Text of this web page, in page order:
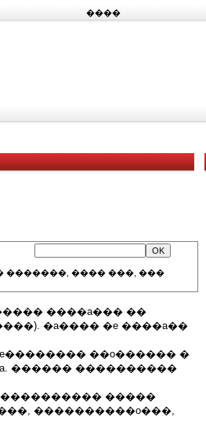
����
���� ���, ���
����a��� ��
�a���� �e ����a��
��o������ �
������ ����������
�����
����������o���,